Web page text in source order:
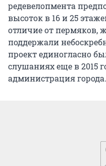
редевелопмента
высоток в 16 и 25
отличие от пермяков,
поддержали
проект единогласно
слушаниях еще в 2015
администрация города.